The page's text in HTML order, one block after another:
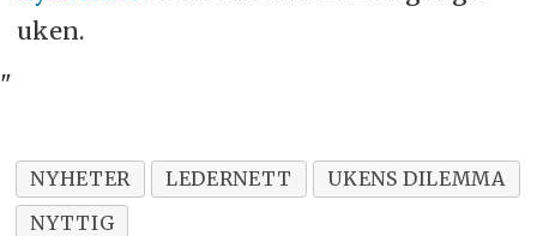
uken.
"
NYHETER LEDERNETT
UKENS DILEMMA
NYTTIG